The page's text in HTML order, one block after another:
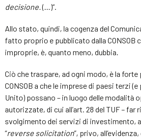
decisione.(…)”.
Allo stato, quindi, la cogenza del
fatto proprio e pubblicato dalla CONSOB
improprie, è, quanto meno, dubbia.
Ciò che traspare, ad ogni modo, è la
CONSOB a che le imprese di paesi terzi
Unito) possano – in luogo delle modalità
autorizzate, di cui all’art. 28 del TUF – far
svolgimento dei servizi di investimento,
“reverse solicitation”, privo,